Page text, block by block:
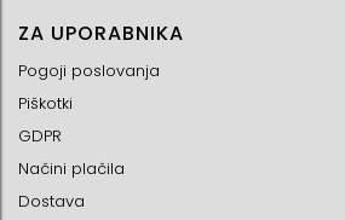
ZA UPORABNIKA
Pogoji poslovanja
Piškotki
GDPR
Načini plačila
Dostava